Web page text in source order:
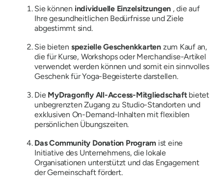
Sie können individuelle Einzelsitzungen , die auf
Ihre gesundheitlichen Bedürfnisse und Ziele
abgestimmt sind.
Sie bieten spezielle Geschenkkarten zum Kauf an,
die für Kurse, Workshops oder Merchandise-Artikel
verwendet werden können und somit ein sinnvolles
Geschenk für Yoga-Begeisterte darstellen.
Die MyDragonfly All-Access-Mitgliedschaft bietet
unbegrenzten Zugang zu Studio-Standorten und
exklusiven On-Demand-Inhalten mit flexiblen
persönlichen Übungszeiten.
Das Community Donation Program ist eine
Initiative des Unternehmens, die lokale
Organisationen unterstützt und das Engagement
der Gemeinschaft fördert.